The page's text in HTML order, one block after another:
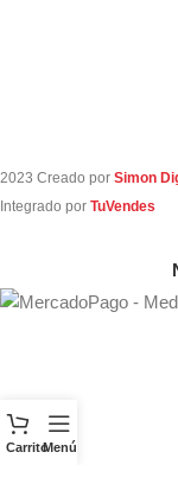
2023 Creado por Simon
Integrado por TuVendes
CarritoMenú